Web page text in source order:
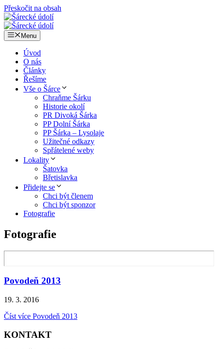
Přeskočit na obsah
Menu
Úvod
O nás
Články
Řešíme
Vše o Šárce
Chraňme Šárku
Historie okolí
PR Divoká Šárka
PP Dolní Šárka
PP Šárka – Lysolaje
Užitečné odkazy
Spřátelené weby
Lokality
Šatovka
Břetislavka
Přidejte se
Chci být členem
Chci být sponzor
Fotografie
Fotografie
Povodeň 2013
19. 3. 2016
Číst více Povodeň 2013
KONTAKT